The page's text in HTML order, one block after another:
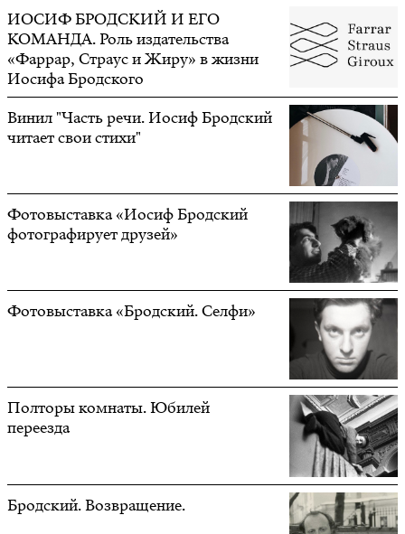
ИОСИФ БРОДСКИЙ И ЕГО
КОМАНДА. Роль издательства
«Фаррар, Страус и Жиру» в жизни
Иосифа Бродского
Винил "Часть речи. Иосиф Бродский
читает свои стихи"
Фотовыставка «Иосиф Бродский
фотографирует друзей»
Фотовыставка «Бродский. Селфи»
Полторы комнаты. Юбилей
переезда
Бродский. Возвращение.